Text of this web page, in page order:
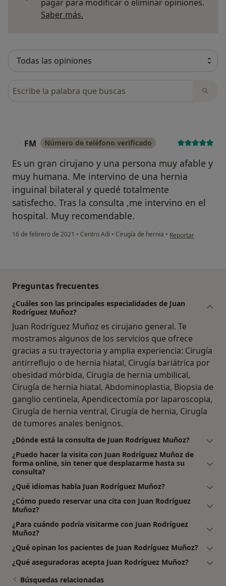
pagar para modificar o eliminar opiniones.
Saber más.
Busca en opiniones
FM Número de teléfono verificado
Es un gran cirujano y una persona muy afable y
muy humana. Me intervino de una hernia
inguinal bilateral y quedé totalmente
satisfecho. Tras la consulta ,me intervino en el
hospital. Muy recomendable.
16 de febrero de 2021 • Centro Adi • Cirugía de hernia • en opinión del
Reportar
Preguntas frecuentes
¿Cuáles son las principales especialidades de Juan
Rodríguez Muñoz?
Juan Rodríguez Muñoz es cirujano general. Te
mostramos algunos de los servicios que ofrece
gracias a su trayectoria y amplia experiencia: Cirugía
antirreflujo o de hernia hiatal, Cirugía bariátrica por
obesidad mórbida, Cirugía de hernia umbilical,
Cirugía de hernia hiatal, Abdominoplastia, Biopsia de
ganglio centinela, Apendicectomía por laparoscopia,
Cirugía de hernia ventral, Cirugía de hernia, Cirugía
de tumores anales benignos.
¿Dónde está la consulta de Juan Rodríguez Muñoz?
¿Puedo hacer la visita con Juan Rodríguez Muñoz de
forma online, sin tener que desplazarme hasta su
consulta?
¿Qué idiomas habla Juan Rodríguez Muñoz?
¿Cómo puedo reservar una cita con Juan Rodríguez
Muñoz?
¿Para cuándo podría visitarme con Juan Rodríguez
Muñoz?
¿Qué opinan los pacientes de Juan Rodríguez Muñoz?
¿Qué aseguradoras acepta Juan Rodríguez Muñoz?
Búsquedas relacionadas